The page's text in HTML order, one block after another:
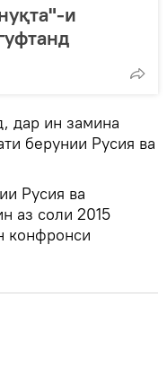
и
дар ин замина
берунии Русия ва
Русия ва
аз соли 2015
конфронси